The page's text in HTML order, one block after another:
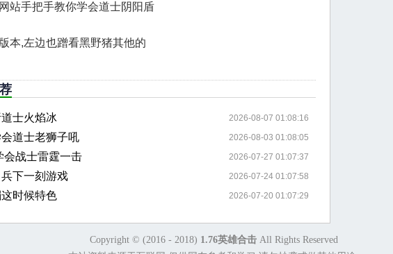
站手把手教你学会道士阴阳盾
本,左边也蹭看黑野猪其他的
士火焰冰 2026-08-07 01:08:16
道士老狮子吼 2026-08-03 01:08:05
会战士雷霆一击 2026-07-27 01:07:37
下一刻游戏 2026-07-24 01:07:58
时候特色 2026-07-20 01:07:29
Copyright © (2016 - 2018) 1.76英雄合击All Rights Reserved